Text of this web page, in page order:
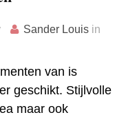
Sander Louis in
van is
geschikt. Stijlvolle
maar ook